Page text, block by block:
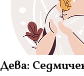
Дева: